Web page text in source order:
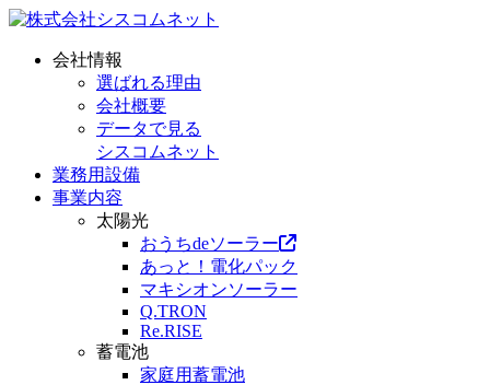
会社情報
選ばれる理由
会社概要
データで見る
シスコムネット
業務用設備
事業内容
太陽光
おうちdeソーラー
あっと！電化パック
マキシオンソーラー
Q.TRON
Re.RISE
蓄電池
家庭用蓄電池